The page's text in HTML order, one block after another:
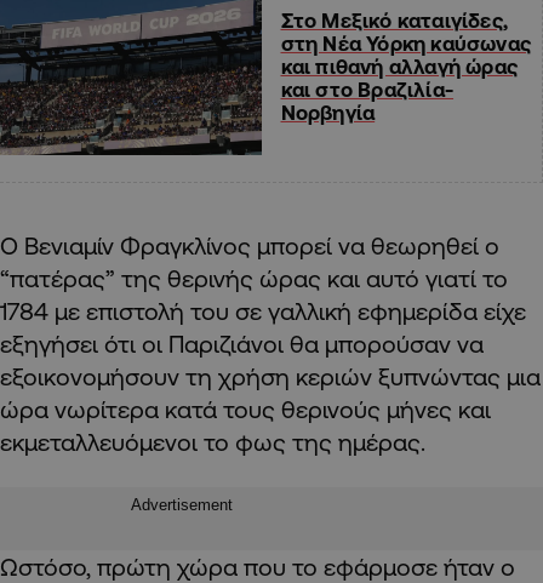
Στο Μεξικό καταιγίδες,
στη Νέα Υόρκη καύσωνας
και πιθανή αλλαγή ώρας
και στο Βραζιλία-
Νορβηγία
Ο Βενιαμίν Φραγκλίνος μπορεί να θεωρηθεί ο
“πατέρας” της θερινής ώρας και αυτό γιατί το
1784 με επιστολή του σε γαλλική εφημερίδα είχε
εξηγήσει ότι οι Παριζιάνοι θα μπορούσαν να
εξοικονομήσουν τη χρήση κεριών ξυπνώντας μια
ώρα νωρίτερα κατά τους θερινούς μήνες και
εκμεταλλευόμενοι το φως της ημέρας.
Advertisement
Ωστόσο, πρώτη χώρα που το εφάρμοσε ήταν ο